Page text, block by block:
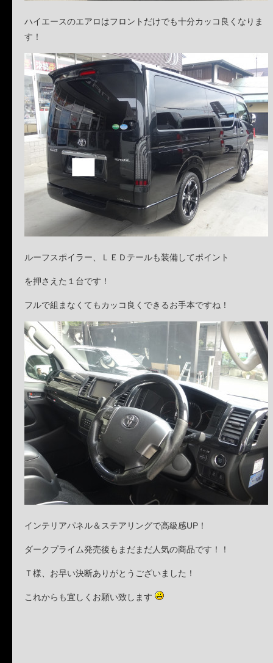
ハイエースのエアロはフロントだけでも十分カッコ良くなりま
す！
ルーフスポイラー、ＬＥＤテールも装備してポイント
を押さえた１台です！
フルで組まなくてもカッコ良くできるお手本ですね！
インテリアパネル＆ステアリングで高級感UP！
ダークプライム発売後もまだまだ人気の商品です！！
Ｔ様、お早い決断ありがとうございました！
これからも宜しくお願い致します